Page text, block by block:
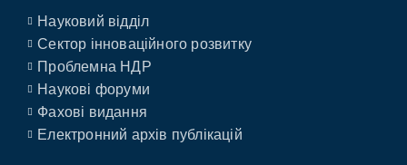
Науковий відділ
Сектор інноваційного розвитку
Проблемна НДР
Наукові форуми
Фахові видання
Електронний архів публікацій